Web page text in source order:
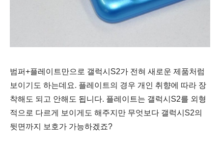
범퍼+플레이트만으로 갤럭시S2가 전혀 새로운 제품처럼
보이기도 하는데요. 플레이트의 경우 개인 취향에 따라 장
착해도 되고 안해도 됩니다. 플레이트는 갤럭시S2를 외형
적으로 다르게 보이게도 해주지만 무엇보다 갤럭시S2의
뒷면까지 보호가 가능하겠죠?